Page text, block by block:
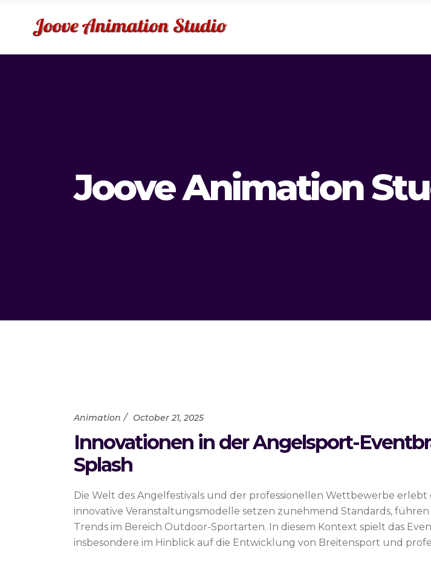
Joove Animation
Animation October 21, 2025
Innovationen in der Angelsport-
Splash
Die Welt des Angelfestivals und der professionellen Wettbewerbe
innovative Veranstaltungsmodelle setzen zunehmend Standards,
Trends im Bereich Outdoor-Sportarten. In diesem Kontext spielt das
insbesondere im Hinblick auf die Entwicklung von Breitensport und